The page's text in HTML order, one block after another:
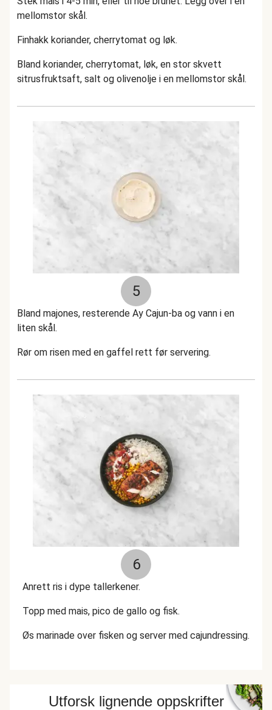
mellomstor skål.
Finhakk koriander, cherrytomat og løk.
Bland koriander, cherrytomat, løk, en stor skvett
sitrusfruktsaft, salt og olivenolje i en mellomstor skål.
5
Bland majones, resterende Ay Cajun-ba og vann i en
liten skål.
Rør om risen med en gaffel rett før servering.
6
Anrett ris i dype tallerkener.
Topp med mais, pico de gallo og fisk.
Øs marinade over fisken og server med cajundressing.
Utforsk lignende oppskrifter